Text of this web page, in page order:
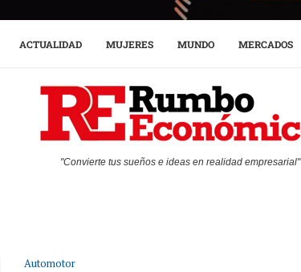
ACTUALIDAD MUJERES MUNDO MERCADOS
"Convierte tus sueños e ideas en realidad empresarial"
Automotor